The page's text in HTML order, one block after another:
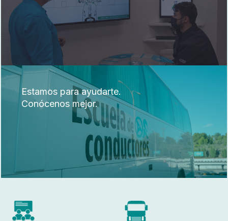
Estamos para ayudarte.
Conócenos mejor.